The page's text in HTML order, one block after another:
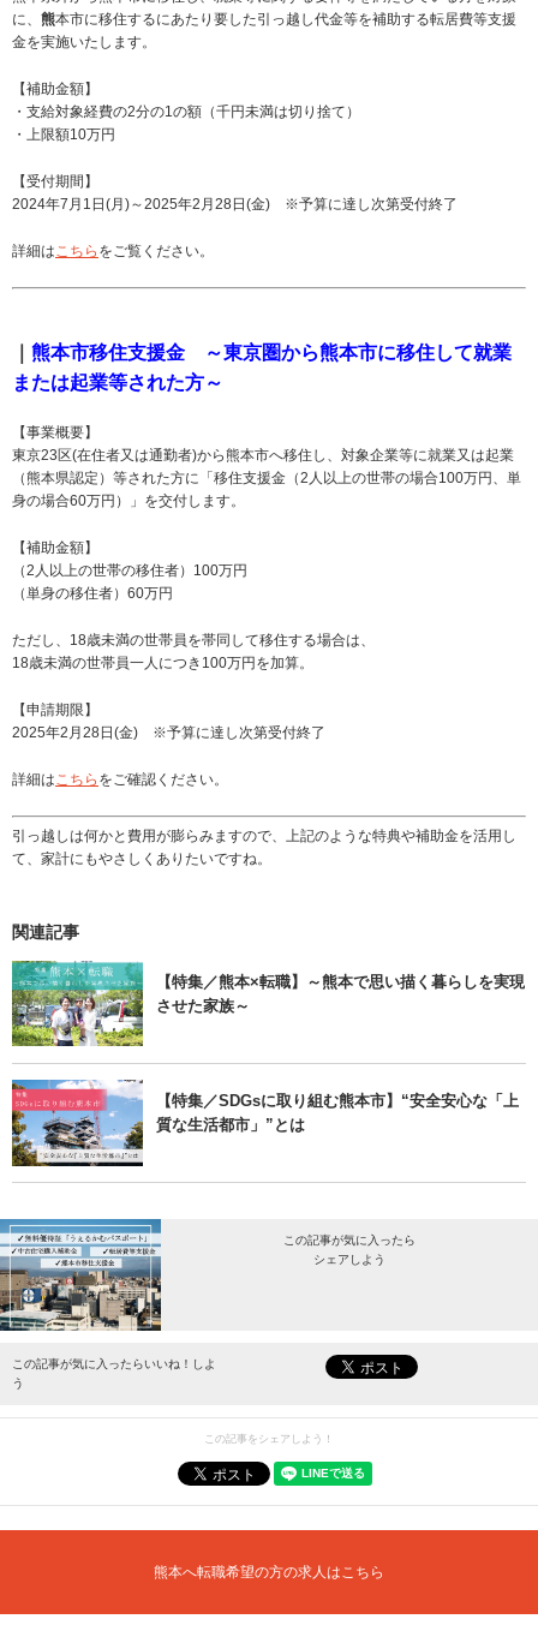
に、 熊本市に移住するにあたり要した引っ越し代金等を補助する転居費等支援
金を実施いたします。
【補助金額】
・支給対象経費の2分の1の額（千円未満は切り捨て）
・上限額10万円
【受付期間】
2024年7月1日(月)～2025年2月28日(金) ※予算に達し次第受付終了
詳細はこちら をご覧ください。
熊本市移住支援金 ～東京圏から熊本市に移住して就業
または起業等された方～
【事業概要】
東京23区(在住者又は通勤者)から熊本市へ移住し、対象企業等に就業又は起業
（熊本県認定）等された方に「移住支援金（2人以上の世帯の場合100万円、単
身の場合60万円）」を交付します。
【補助金額】
（2人以上の世帯の移住者）100万円
（単身の移住者）60万円
ただし、18歳未満の世帯員を帯同して移住する場合は、
18歳未満の世帯員一人につき100万円を加算。
【申請期限】
2025年2月28日(金) ※予算に達し次第受付終了
詳細はこちら をご確認ください。
引っ越しは何かと費用が膨らみますので、上記のような特典や補助金を活用し
て、家計にもやさしくありたいですね。
関連記事
【特集／熊本×転職】～熊本で思い描く暮らしを実現
させた家族～
【特集／SDGsに取り組む熊本市】“安全安心な「上
質な生活都市」”とは
この記事が気に入ったら
シェアしよう
最新情報をお届けします。
この記事が気に入ったらいいね！しよ
う
この記事をシェアしよう！
熊本へ転職希望の方の求人はこちら